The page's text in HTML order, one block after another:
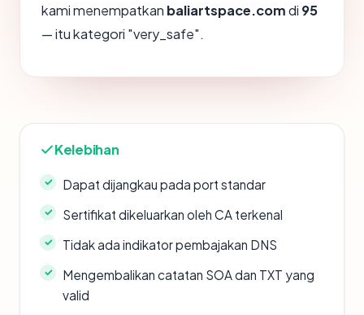
kami menempatkan baliartspace.comdi 95
— itu kategori "very_safe".
Kelebihan
Dapat dijangkau pada port standar
Sertifikat dikeluarkan oleh CA terkenal
Tidak ada indikator pembajakan DNS
Mengembalikan catatan SOA dan TXT yang
valid